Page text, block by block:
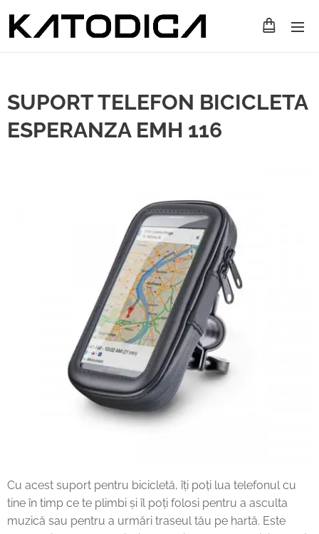
SUPORT TELEFON BICICLETA
ESPERANZA EMH 116
Cu acest suport pentru bicicletă, îți poți lua telefonul cu
tine în timp ce te plimbi și îl poți folosi pentru a asculta
muzică sau pentru a urmări traseul tău pe hartă. Este